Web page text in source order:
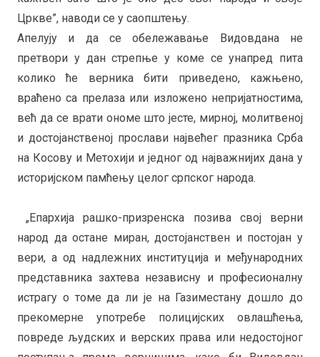
Цркве”, наводи се у саопштењу.
Апелују и да се обележавање Видовдана не
претвори у дан стрепње у коме се унапред пита
колико ће верника бити приведено, кажњено,
враћено са прелаза или изложено непријатностима,
већ да се врати ономе што јесте, мирној, молитвеној
и достојанственој прослави највећег празника Срба
на Косову и Метохији и једног од најважнијих дана у
историјском памћењу целог српског народа.
„Епархија рашко-призренска позива свој верни
народ да остане миран, достојанствен и постојан у
вери, а од надлежних институција и међународних
представника захтева независну и професионалну
истрагу о томе да ли је на Газиместану дошло до
прекомерне употребе полицијских овлашћења,
повреде људских и верских права или недостојног